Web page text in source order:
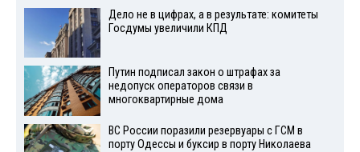
Дело не в цифрах, а в результате: комитеты
Госдумы увеличили КПД
Путин подписал закон о штрафах за
недопуск операторов связи в
многоквартирные дома
ВС России поразили резервуары с ГСМ в
порту Одессы и буксир в порту Николаева